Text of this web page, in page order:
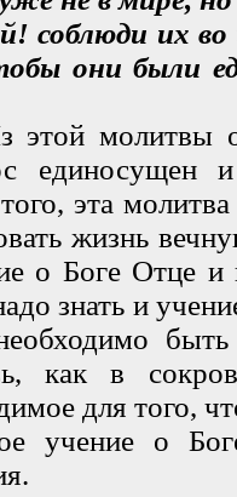
соблюди их
они были
молитвы
единосущен
эта
жизнь
о Боге Отце
знать и
как в
для того,
учение о